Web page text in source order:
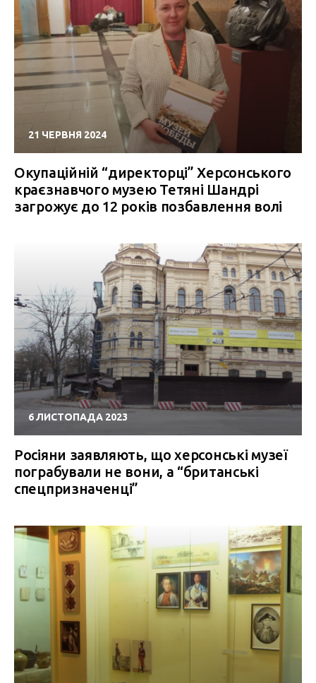
21 ЧЕРВНЯ 2024
Окупаційній “директорці” Херсонського
краєзнавчого музею Тетяні Шандрі
загрожує до 12 років позбавлення волі
6 ЛИСТОПАДА 2023
Росіяни заявляють, що херсонські музеї
пограбували не вони, а “британські
спецпризначенці”